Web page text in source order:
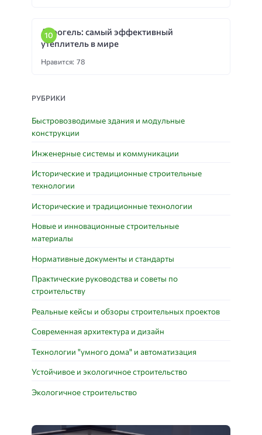
Аэрогель: самый эффективный
утеплитель в мире
Нравится: 78
РУБРИКИ
Быстровозводимые здания и модульные
конструкции
Инженерные системы и коммуникации
Исторические и традиционные строительные
технологии
Исторические и традиционные технологии
Новые и инновационные строительные
материалы
Нормативные документы и стандарты
Практические руководства и советы по
строительству
Реальные кейсы и обзоры строительных проектов
Современная архитектура и дизайн
Технологии "умного дома" и автоматизация
Устойчивое и экологичное строительство
Экологичное строительство